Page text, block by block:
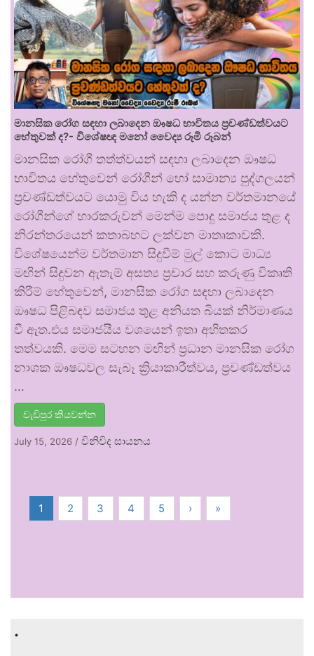
මානසික රෝග සඳහා ලබාදෙන ඖෂධ භාවිතය ප්‍රචණ්ඩත්වයට
හේතුවක් ද?- විශේෂඥ මනෝ වෛද්‍ය රූමි රූබන්
මානසික රෝගී තත්ත්වයන් සඳහා ලබාදෙන ඖෂධ
භාවිතය හේතුවෙන් රෝගීන් හෝ සාමාන්‍ය පුද්ගලයන්
ප්‍රචණ්ඩත්වයට යොමු විය හැකි ද යන්න වර්තමානයේ
රෝගීන්ගේ භාරකරුවන් මෙන්ම පොදු සමාජය තුළ ද
නිරන්තරයෙන් කතාබහට ලක්වන මාතෘකාවකි.
විශේෂයෙන්ම වර්තමාන සිදුවීම් මුල් කොට මාධ්‍ය
මඟින් සිදුවන ඇතැම් අසත්‍ය ප්‍රචාර සහ කරුණු විකෘති
කිරීම් හේතුවෙන්, මානසික රෝග සඳහා ලබාදෙන
ඖෂධ පිළිබඳව සමාජය තුළ අනියත බියක් නිර්මාණය
වී ඇත.එය සමාජයීය වශයෙන් ඉතා අහිතකර
තත්වයකි. මෙම සටහන මඟින් ප්‍රධාන මානසික රෝග
නාශක ඖෂධවල සැබෑ ක්‍රියාකාරීත්වය, ප්‍රචණ්ඩත්වය
…
වැඩිපුර කියවන්න
July 15, 2026 / විනිවිද සායනය
1 2 3 4 5 › »
.